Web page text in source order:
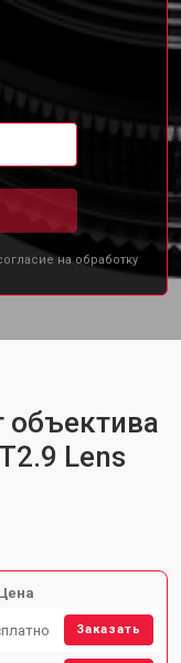
на обработку
объектива
Lens
Заказать